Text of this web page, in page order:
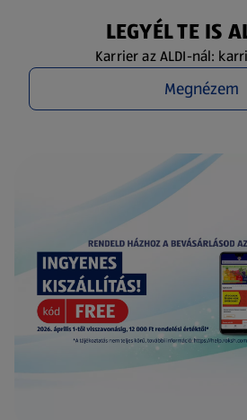
LEGYÉL TE IS
Karrier az ALDI-nál:
Megnézem